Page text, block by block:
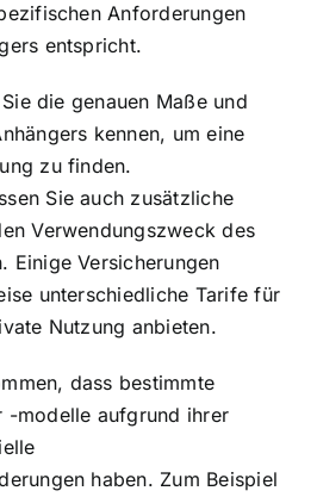
Anforderungen
entspricht.
die genauen Maße und
kennen, um eine
zu finden.
Sie auch zusätzliche
Verwendungszweck des
Einige Versicherungen
unterschiedliche Tarife für
Nutzung anbieten.
dass bestimmte
-modelle aufgrund ihrer
haben. Zum Beispiel